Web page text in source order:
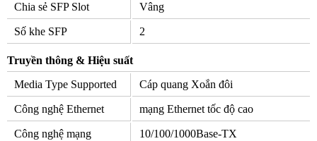
Chia sẻ SFP Slot Vâng
Số khe SFP 2
Truyền thông & Hiệu suất
Media Type Supported
Cáp quang Xoắn đôi
Công nghệ Ethernet mạng Ethernet tốc độ cao
Công nghệ mạng
10/100/1000Base-TX